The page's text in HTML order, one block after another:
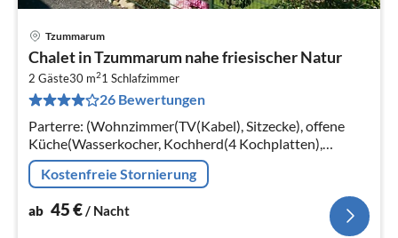
Tzummarum
Chalet in Tzummarum nahe friesischer Natur
2 Gäste30 m21 Schlafzimmer
26 Bewertungen
Parterre: (Wohnzimmer(TV(Kabel), Sitzecke), offene
Küche(Wasserkocher, Kochherd(4 Kochplatten),
Kaffeemaschine(Filter), Backofen, Kühlschrank),
Schlafzimmer(Doppelbett)
Kostenfreie Stornierung
ab 45€/ Nacht